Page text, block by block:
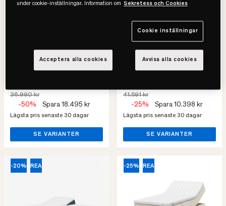
• Justebar huvud- och fotända
36.990 kr
-50% Spara 18.495 kr
Lägsta pris senaste 30 dagar
SE VARIANTER
Ekens
Priset avser 105x200
• Justerbar säng
• 5 avlastningspunkter
41.591 kr
-25% Spara 10.398 kr
Lägsta pris senaste 30 dagar
SE VARIANTER
-20% REA -25% REA
under cookie-inställningar. Information om Sekretess och Cookies
Cookie inställningar
Avvisa alla cookies
Acceptera alla cookies